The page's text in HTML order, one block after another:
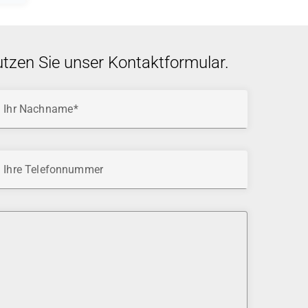
Sie unser Kontaktformular.
Ihr Nachname
Ihre Telefonnummer